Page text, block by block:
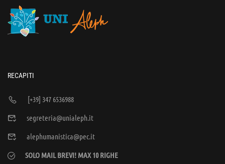
RECAPITI
[+39] 347 6536988
segreteria@unialeph.it
alephumanistica@pec.it
SOLO MAIL BREVI! MAX 10 RIGHE